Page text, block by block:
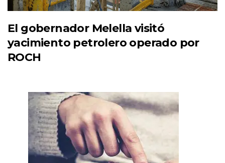
El gobernador Melella visitó
yacimiento petrolero operado por
ROCH